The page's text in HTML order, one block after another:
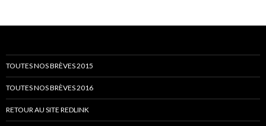
TOUTES NOS BRÈVES 2015
TOUTES NOS BRÈVES 2016
RETOUR AU SITE REDLINK